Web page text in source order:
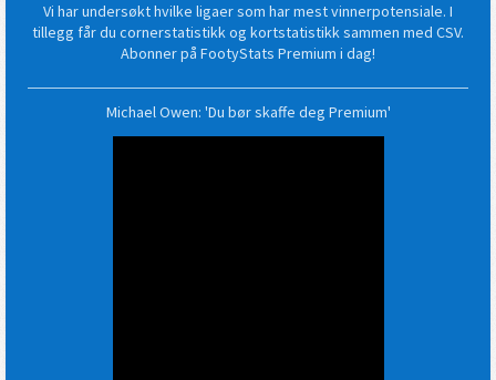
Vi har undersøkt hvilke ligaer som har mest vinnerpotensiale. I
tillegg får du cornerstatistikk og kortstatistikk sammen med CSV.
Abonner på FootyStats Premium i dag!
Michael Owen: 'Du bør skaffe deg Premium'